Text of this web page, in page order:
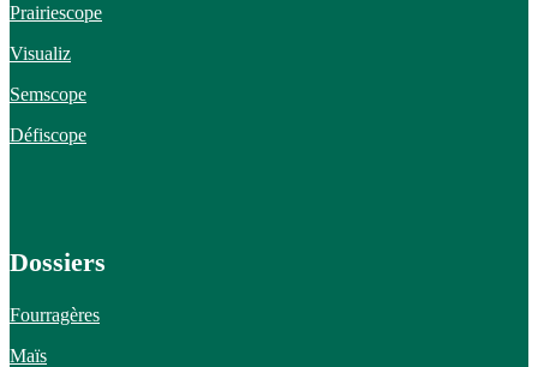
Prairiescope
Visualiz
Semscope
Défiscope
Dossiers
Fourragères
Maïs